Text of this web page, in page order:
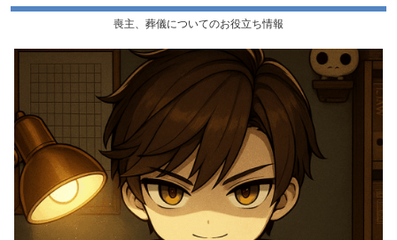
喪主、葬儀についてのお役立ち情報